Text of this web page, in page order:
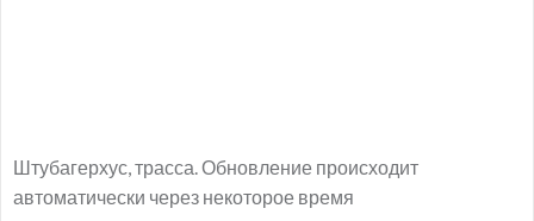
Штубагерхус, трасса. Обновление происходит
автоматически через некоторое время